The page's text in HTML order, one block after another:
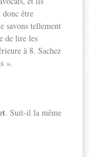
être
savons tellement
de lire les
à 8. Sachez
».
. Suit-il la même